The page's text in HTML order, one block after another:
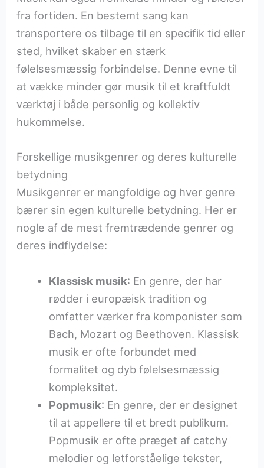
fra fortiden. En bestemt sang kan
transportere os tilbage til en specifik tid eller
sted, hvilket skaber en stærk
følelsesmæssig forbindelse. Denne evne til
at vække minder gør musik til et kraftfuldt
værktøj i både personlig og kollektiv
hukommelse.
Forskellige musikgenrer og deres kulturelle
betydning
Musikgenrer er mangfoldige og hver genre
bærer sin egen kulturelle betydning. Her er
nogle af de mest fremtrædende genrer og
deres indflydelse:
Klassisk musik: En genre, der har
rødder i europæisk tradition og
omfatter værker fra komponister som
Bach, Mozart og Beethoven. Klassisk
musik er ofte forbundet med
formalitet og dyb følelsesmæssig
kompleksitet.
Popmusik: En genre, der er designet
til at appellere til et bredt publikum.
Popmusik er ofte præget af catchy
melodier og letforståelige tekster,